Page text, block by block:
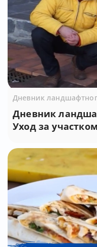
Дневник
Дневник
Уход за